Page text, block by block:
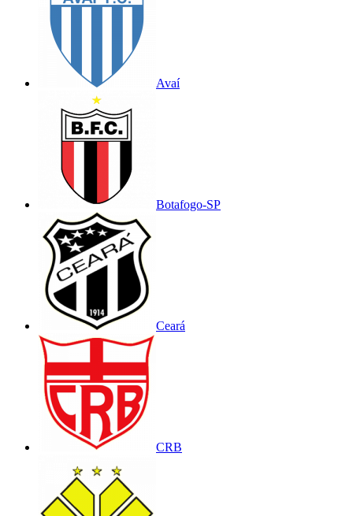
Avaí
Botafogo-SP
Ceará
CRB